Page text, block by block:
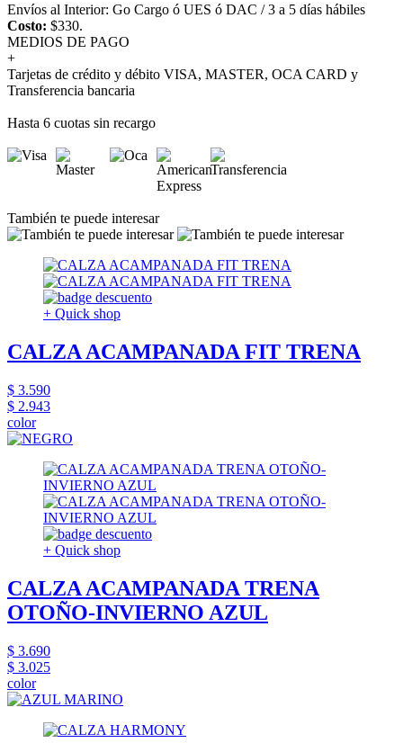
Envíos al Interior: Go Cargo ó UES ó DAC / 3 a 5 días hábiles
Costo: $330.
MEDIOS DE PAGO
+
Tarjetas de crédito y débito VISA, MASTER, OCA CARD y
Transferencia bancaria
Hasta 6 cuotas sin recargo
También te puede interesar
+ Quick shop
CALZA ACAMPANADA FIT TRENA
$ 3.590
$ 2.943
color
+ Quick shop
CALZA ACAMPANADA TRENA
OTOÑO-INVIERNO AZUL
$ 3.690
$ 3.025
color